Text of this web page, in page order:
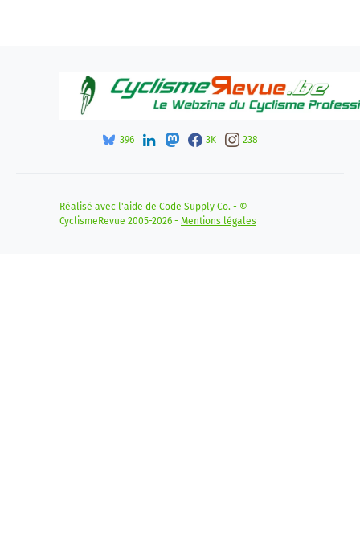
396 3K 238
Réalisé avec l'aide de Code Supply Co. - ©
CyclismeRevue 2005-2026 - Mentions légales